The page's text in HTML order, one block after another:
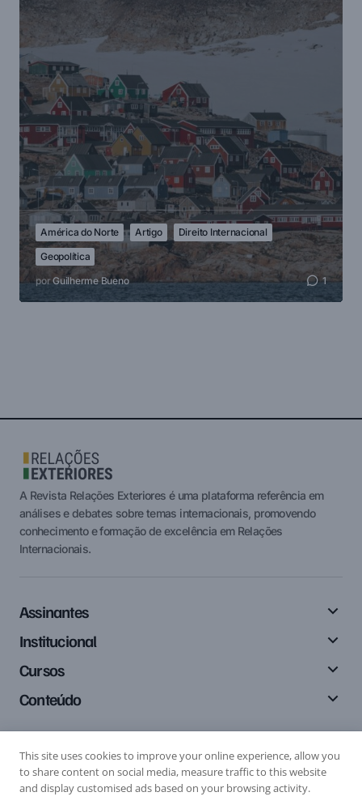
América do Norte Artigo
Direito Internacional
Geopolítica
porGuilherme Bueno 1
A Revista Relações Exteriores é uma plataforma referência em
análises e debates sobre temas internacionais, promovendo
conhecimento e formação de excelência em Relações
Internacionais.
Assinantes
Institucional
Cursos
Conteúdo
Siga-nos
This site uses cookies to improve your online experience, allow you
to share content on social media, measure traffic to this website
and display customised ads based on your browsing activity.